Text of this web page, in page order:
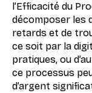
l’Efficacité du
décomposer les
retards et de
ce soit par la
pratiques, ou
ce processus
d’argent